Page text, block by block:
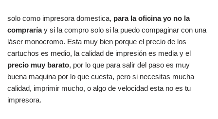
solo como impresora domestica, para la oficina yo no la
compraríay si la compro solo si la puedo compaginar con una
láser monocromo. Esta muy bien porque el precio de los
cartuchos es medio, la calidad de impresión es media y el
precio muy barato, por lo que para salir del paso es muy
buena maquina por lo que cuesta, pero si necesitas mucha
calidad, imprimir mucho, o algo de velocidad esta no es tu
impresora.